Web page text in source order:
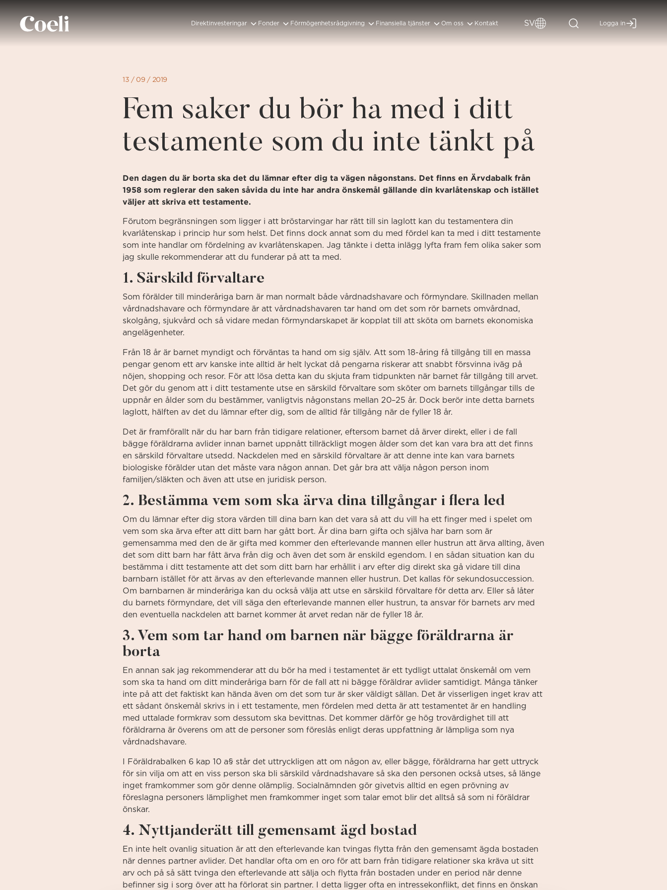
sidans
Direktinvesteringar Fonder Förmögenhetsrådgivning Finansiella tjänster Om oss Kontakt SV Logga in
13 / 09 / 2019
Fem saker du bör ha med i ditt
testamente som du inte tänkt på
Den dagen du är borta ska det du lämnar efter dig ta vägen någonstans. Det finns en Ärvdabalk från
1958 som reglerar den saken såvida du inte har andra önskemål gällande din kvarlåtenskap och istället
väljer att skriva ett testamente.
Förutom begränsningen som ligger i att bröstarvingar har rätt till sin laglott kan du testamentera din
kvarlåtenskap i princip hur som helst. Det finns dock annat som du med fördel kan ta med i ditt testamente
som inte handlar om fördelning av kvarlåtenskapen. Jag tänkte i detta inlägg lyfta fram fem olika saker som
jag skulle rekommenderar att du funderar på att ta med.
1. Särskild förvaltare
Som förälder till minderåriga barn är man normalt både vårdnadshavare och förmyndare. Skillnaden mellan
vårdnadshavare och förmyndare är att vårdnadshavaren tar hand om det som rör barnets omvårdnad,
skolgång, sjukvård och så vidare medan förmyndarskapet är kopplat till att sköta om barnets ekonomiska
angelägenheter.
Från 18 år är barnet myndigt och förväntas ta hand om sig själv. Att som 18-åring få tillgång till en massa
pengar genom ett arv kanske inte alltid är helt lyckat då pengarna riskerar att snabbt försvinna iväg på
nöjen, shopping och resor. För att lösa detta kan du skjuta fram tidpunkten när barnet får tillgång till arvet.
Det gör du genom att i ditt testamente utse en särskild förvaltare som sköter om barnets tillgångar tills de
uppnår en ålder som du bestämmer, vanligtvis någonstans mellan 20–25 år. Dock berör inte detta barnets
laglott, hälften av det du lämnar efter dig, som de alltid får tillgång när de fyller 18 år.
Det är framförallt när du har barn från tidigare relationer, eftersom barnet då ärver direkt, eller i de fall
bägge föräldrarna avlider innan barnet uppnått tillräckligt mogen ålder som det kan vara bra att det finns
en särskild förvaltare utsedd. Nackdelen med en särskild förvaltare är att denne inte kan vara barnets
biologiske förälder utan det måste vara någon annan. Det går bra att välja någon person inom
familjen/släkten och även att utse en juridisk person.
2. Bestämma vem som ska ärva dina tillgångar i flera led
Om du lämnar efter dig stora värden till dina barn kan det vara så att du vill ha ett finger med i spelet om
vem som ska ärva efter att ditt barn har gått bort. Är dina barn gifta och själva har barn som är
gemensamma med den de är gifta med kommer den efterlevande mannen eller hustrun att ärva allting, även
det som ditt barn har fått ärva från dig och även det som är enskild egendom. I en sådan situation kan du
bestämma i ditt testamente att det som ditt barn har erhållit i arv efter dig direkt ska gå vidare till dina
barnbarn istället för att ärvas av den efterlevande mannen eller hustrun. Det kallas för sekundosuccession.
Om barnbarnen är minderåriga kan du också välja att utse en särskild förvaltare för detta arv. Eller så låter
du barnets förmyndare, det vill säga den efterlevande mannen eller hustrun, ta ansvar för barnets arv med
den eventuella nackdelen att barnet kommer åt arvet redan när de fyller 18 år.
3. Vem som tar hand om barnen när bägge föräldrarna är
borta
En annan sak jag rekommenderar att du bör ha med i testamentet är ett tydligt uttalat önskemål om vem
som ska ta hand om ditt minderåriga barn för de fall att ni bägge föräldrar avlider samtidigt. Många tänker
inte på att det faktiskt kan hända även om det som tur är sker väldigt sällan. Det är visserligen inget krav att
ett sådant önskemål skrivs in i ett testamente, men fördelen med detta är att testamentet är en handling
med uttalade formkrav som dessutom ska bevittnas. Det kommer därför ge hög trovärdighet till att
föräldrarna är överens om att de personer som föreslås enligt deras uppfattning är lämpliga som nya
vårdnadshavare.
I Föräldrabalken 6 kap 10 a§ står det uttryckligen att om någon av, eller bägge, föräldrarna har gett uttryck
för sin vilja om att en viss person ska bli särskild vårdnadshavare så ska den personen också utses, så länge
inget framkommer som gör denne olämplig. Socialnämnden gör givetvis alltid en egen prövning av
föreslagna personers lämplighet men framkommer inget som talar emot blir det alltså så som ni föräldrar
önskar.
4. Nyttjanderätt till gemensamt ägd bostad
En inte helt ovanlig situation är att den efterlevande kan tvingas flytta från den gemensamt ägda bostaden
när dennes partner avlider. Det handlar ofta om en oro för att barn från tidigare relationer ska kräva ut sitt
arv och på så sätt tvinga den efterlevande att sälja och flytta från bostaden under en period när denne
befinner sig i sorg över att ha förlorat sin partner. I detta ligger ofta en intressekonflikt, det finns en önskan